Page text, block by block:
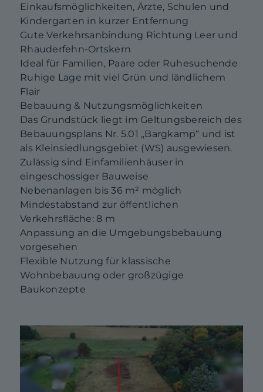
Einkaufsmöglichkeiten, Ärzte, Schulen und
Kindergarten in kurzer Entfernung
Gute Verkehrsanbindung Richtung Leer und
Rhauderfehn-Ortskern
Ideal für Familien, Paare oder Ruhesuchende
Ruhige Lage mit viel Grün und ländlichem
Flair
Bebauung & Nutzungsmöglichkeiten
Das Grundstück liegt im Geltungsbereich des
Bebauungsplans Nr. 5.01 „Bargkamp“ und ist
als Kleinsiedlungsgebiet (WS) ausgewiesen.
Zulässig sind Einfamilienhäuser in
eingeschossiger Bauweise
Nebenanlagen bis 36 m² möglich
Mindestabstand zur öffentlichen
Verkehrsfläche: 8 m
Anpassung an die Umgebungsbebauung
vorgesehen
Flexible Nutzung für klassische
Wohnbebauung oder großzügige
Baukonzepte